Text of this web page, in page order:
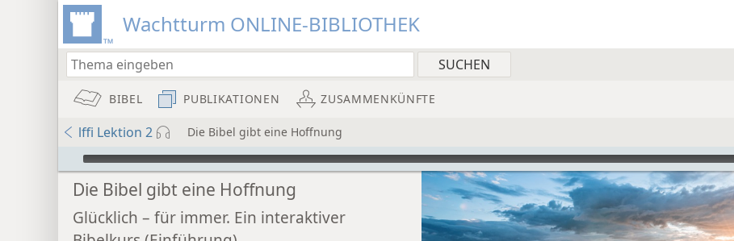
Wachtturm ONLINE-BIBLIOTHEK
BIBEL PUBLIKATIONEN ZUSAMMENKÜNFTE
lffi Lektion 2 Die Bibel gibt eine Hoffnung
Audio Player
Die Bibel gibt eine Hoffnung
Glücklich – für immer. Ein interaktiver